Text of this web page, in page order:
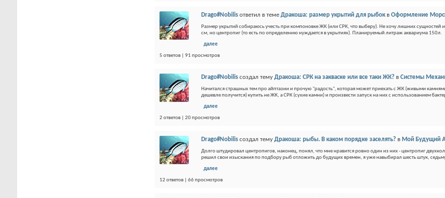
Drago#Nobilis ответил в теме Дракоша: размер укрытий для рыбокв Оформление
Размер укрытий собираюсь учесть при компоновке ЖК (или СРК, что выберу). Не хочу лишних сущностей
см, но центропиг (то есть по определению нуждается в укрытиях). Планируемый литраж аквариума 150л.
далее
5 ответов | 91 просмотров
Drago#Nobilis создал тему Дракоша: СРК на закваске или все таки ЖК? в Системы
Начитался страшных тем про айптазии и прочую "радость", которая может приехать с ЖК (живыми
дешевле получится) купить не ЖК, а СРК (сухие камни) и произвести запуск на них с использованием
далее
2 ответов | 20 просмотров
Drago#Nobilis создал тему Дракоша: рыбы. В каком порядке заселять? в Мой Будущий
Долго штудировал центропигов, наконец, понял, что мне нравится ровно один из них - центропиг
решил свои изыскания по подбору рыб отложить до будущих времен, я уже навыбирал шесть штук,
далее
12 ответов | 66 просмотров